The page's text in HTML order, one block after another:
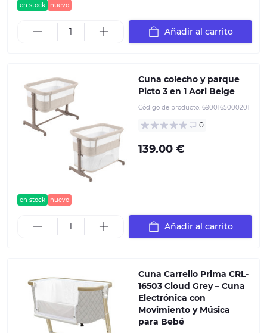
en stock nuevo
Añadir al carrito
en stock nuevo
Cuna colecho y parque
Picto 3 en 1 Aori Beige
Código de producto: 6900165000201
0
139.00 €
Añadir al carrito
Cuna Carrello Prima CRL-
16503 Cloud Grey – Cuna
Electrónica con
Movimiento y Música
para Bebé